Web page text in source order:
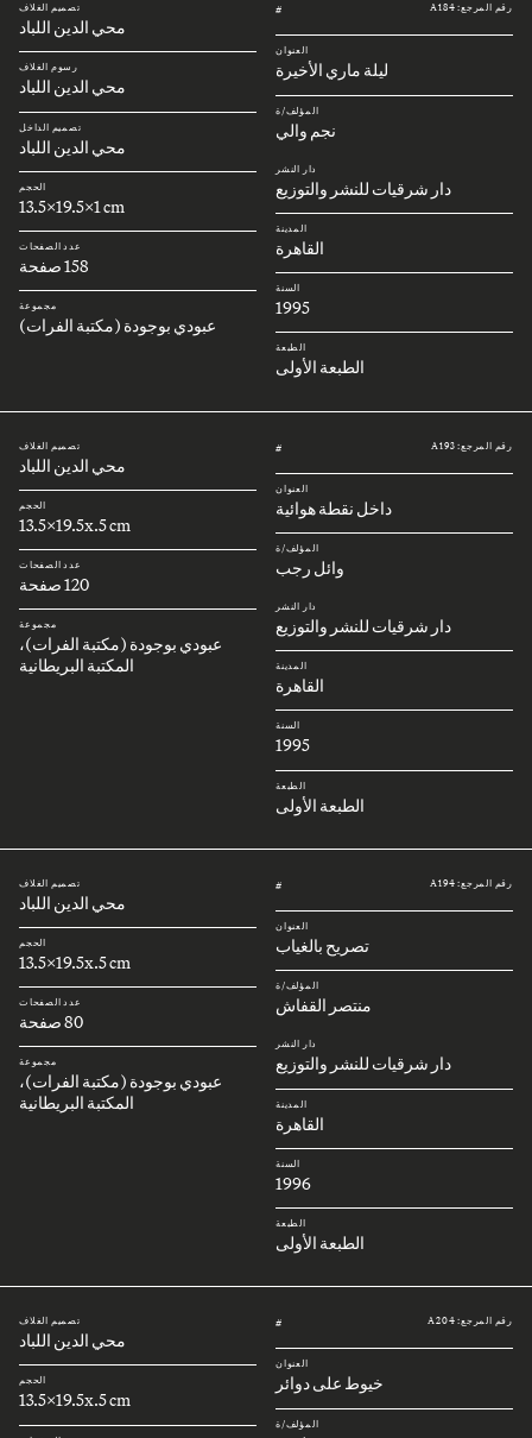
رقم المرجع: A184 #
العنوان
ليلة ماري الأخيرة
المؤلف/ة
نجم والي
دار النشر
دار شرقيات للنشر والتوزيع
المدينة
القاهرة
السنة
1995
الطبعة
الطبعة الأولى
تصميم الغلاف
محي الدين اللباد
رسوم الغلاف
محي الدين اللباد
تصميم الداخل
محي الدين اللباد
الحجم
13.5x19.5x1 cm
عدد الصفحات
158 صفحة
مجموعة
عبودي بوجودة (مكتبة الفرات)
رقم المرجع: A193 #
العنوان
داخل نقطة هوائية
المؤلف/ة
وائل رجب
دار النشر
دار شرقيات للنشر والتوزيع
المدينة
القاهرة
السنة
1995
الطبعة
الطبعة الأولى
تصميم الغلاف
محي الدين اللباد
الحجم
13.5x19.5x.5 cm
عدد الصفحات
120 صفحة
مجموعة
عبودي بوجودة (مكتبة الفرات)،
المكتبة البريطانية
رقم المرجع: A194 #
العنوان
تصريح بالغياب
المؤلف/ة
منتصر القفاش
دار النشر
دار شرقيات للنشر والتوزيع
المدينة
القاهرة
السنة
1996
الطبعة
الطبعة الأولى
تصميم الغلاف
محي الدين اللباد
الحجم
13.5x19.5x.5 cm
عدد الصفحات
80 صفحة
مجموعة
عبودي بوجودة (مكتبة الفرات)،
المكتبة البريطانية
رقم المرجع: A204 #
العنوان
خيوط على دوائر
المؤلف/ة
تصميم الغلاف
محي الدين اللباد
الحجم
13.5x19.5x.5 cm